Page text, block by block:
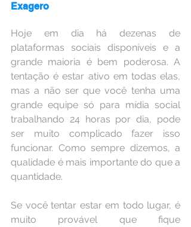
Exagero
Hoje em dia há dezenas de
plataformas sociais disponíveis e a
grande maioria é bem poderosa. A
tentação é estar ativo em todas elas,
mas a não ser que você tenha uma
grande equipe só para mídia social
trabalhando 24 horas por dia, pode
ser muito complicado fazer isso
funcionar. Como sempre dizemos, a
qualidade é mais importante do que a
quantidade.
Se você tentar estar em todo lugar, é
muito provável que fique